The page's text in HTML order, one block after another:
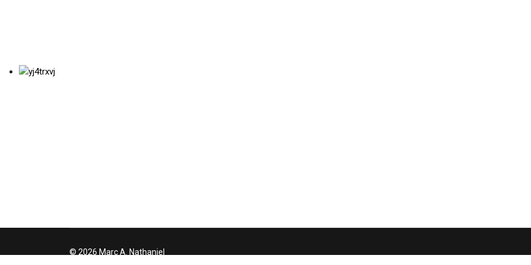
© 2026 Marc A. Nathaniel